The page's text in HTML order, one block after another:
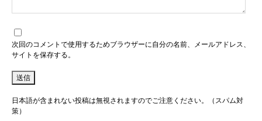
次回のコメントで使用するためブラウザーに自分の名前、メールアドレス、
サイトを保存する。
日本語が含まれない投稿は無視されますのでご注意ください。（スパム対
策）